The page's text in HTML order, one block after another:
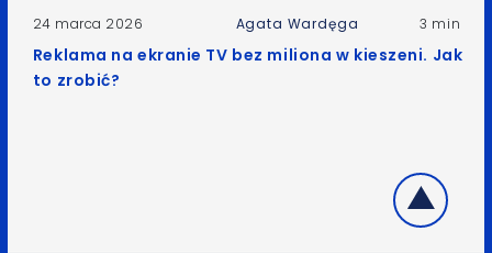
24 marca 2026 Agata Wardęga 3 min
Reklama na ekranie TV bez miliona w kieszeni. Jak
to zrobić?